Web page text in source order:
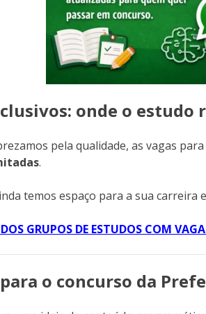
onde o
pela qualidade, as vagas
.
temos espaço para a sua carreira
GRUPOS DE ESTUDOS COM
o concurso da